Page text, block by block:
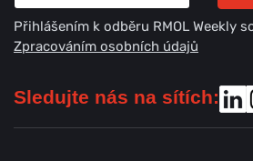
Přihlášením k odběru RMOL Weekly
Zpracováním osobních údajů
Sledujte nás na sítích: